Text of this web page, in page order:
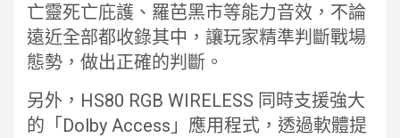
亡靈死亡庇護、羅芭黑市等能力音效，不論
遠近全部都收錄其中，讓玩家精準判斷戰場
態勢，做出正確的判斷。
另外，HS80 RGB WIRELESS 同時支援強大
的「Dolby Access」應用程式，透過軟體提